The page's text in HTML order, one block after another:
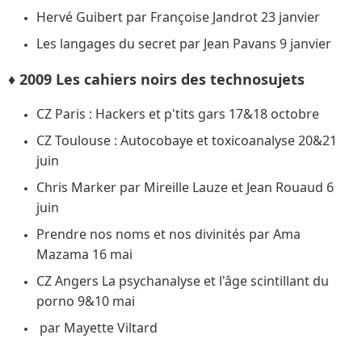
Hervé Guibert par Françoise Jandrot 23 janvier
Les langages du secret par Jean Pavans 9 janvier
♦ 2009 Les cahiers noirs des technosujets
CZ Paris : Hackers et p'tits gars 17&18 octobre
CZ Toulouse : Autocobaye et toxicoanalyse 20&21
juin
Chris Marker par Mireille Lauze et Jean Rouaud 6
juin
Prendre nos noms et nos divinités par Ama
Mazama 16 mai
CZ Angers La psychanalyse et l'âge scintillant du
porno 9&10 mai
par Mayette Viltard